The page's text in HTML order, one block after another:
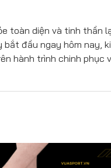
toàn diện và tinh thần
đầu ngay hôm nay,
hành trình chinh phục